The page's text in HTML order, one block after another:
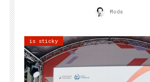
Moda
is sticky